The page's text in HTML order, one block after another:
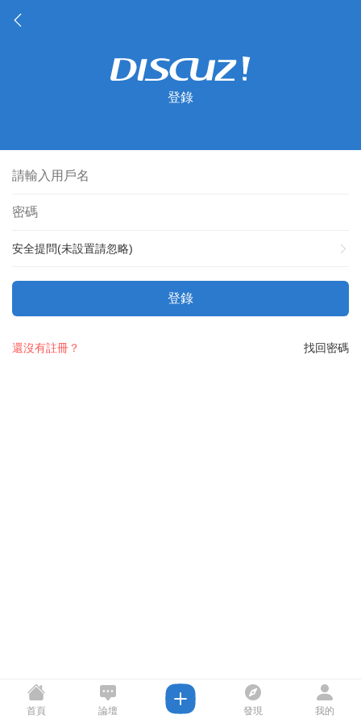
登錄
安全提問(未設置請忽略)
登錄
找回密碼
還沒有註冊？
首頁 論壇 發現 我的